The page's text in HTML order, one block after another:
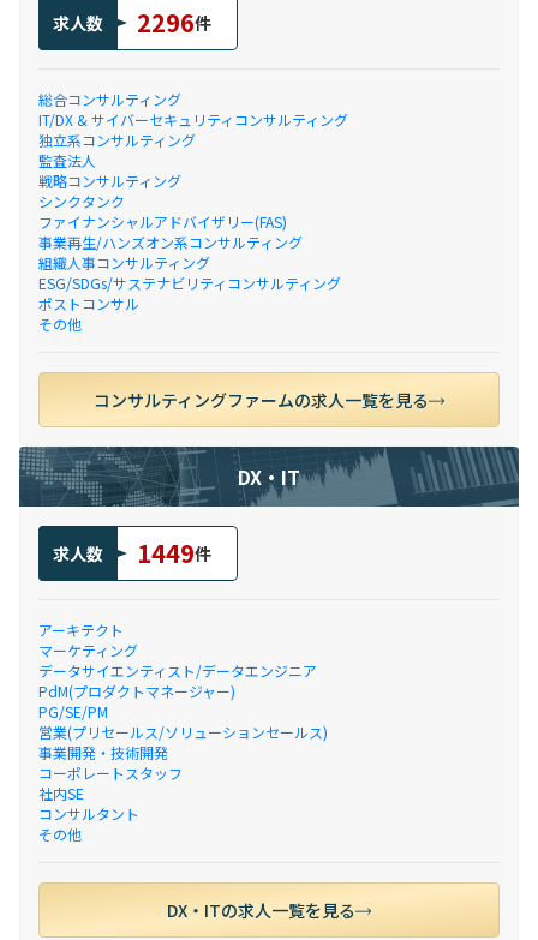
求人数 2296件
総合コンサルティング
IT/DX & サイバーセキュリティコンサルティング
独立系コンサルティング
監査法人
戦略コンサルティング
シンクタンク
ファイナンシャルアドバイザリー(FAS)
事業再生/ハンズオン系コンサルティング
組織人事コンサルティング
ESG/SDGs/サステナビリティコンサルティング
ポストコンサル
その他
コンサルティングファームの求人一覧を見る
DX・IT
求人数 1449件
アーキテクト
マーケティング
データサイエンティスト/データエンジニア
PdM(プロダクトマネージャー)
PG/SE/PM
営業(プリセールス/ソリューションセールス)
事業開発・技術開発
コーポレートスタッフ
社内SE
コンサルタント
その他
DX・ITの求人一覧を見る